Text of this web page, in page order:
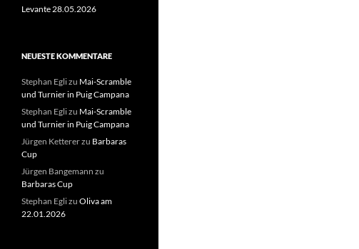
Levante 28.05.2026
NEUESTE KOMMENTARE
Stephan Eglizu Mai-Scramble
und Turnier in Puig Campana
Stephan Eglizu Mai-Scramble
und Turnier in Puig Campana
Jürgen Kettererzu Barbaras
Cup
Jürgen Bangemann zu
Barbaras Cup
Stephan Eglizu Oliva am
22.01.2026